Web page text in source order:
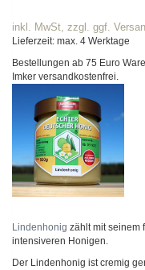
inkl. MwSt, zzgl. ggf.
Lieferzeit: max. 4 Werktage
Bestellungen ab 75 Euro
Imker versandkostenfrei.
Lindenhonig zählt mit seinem
intensiveren Honigen.
Der Lindenhonig ist cremig